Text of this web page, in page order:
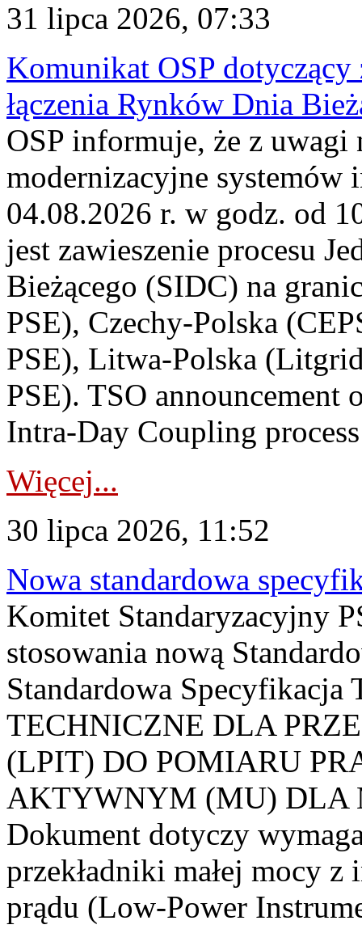
31 lipca 2026, 07:33
Komunikat OSP dotyczący
łączenia Rynków Dnia
OSP informuje, że z uwagi
modernizacyjne
04.08.2026 r. w godz. od
jest zawieszenie procesu
Bieżącego (SIDC) na
PSE), Czechy-Polska
PSE), Litwa-Polska
PSE). TSO announcement
Intra-Day Coupling
Więcej...
30 lipca 2026, 11:52
Nowa standardowa
Komitet Standaryzacyjny
stosowania nową
Standardowa
TECHNICZNE DLA
(LPIT) DO POMIARU
AKTYWNYM (MU) DLA
Dokument dotyczy
przekładniki małej mocy
prądu (Low-Power